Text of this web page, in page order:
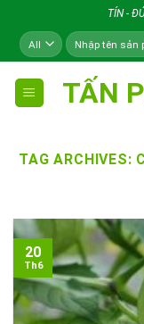
content
TÍN -
Tìm
kiếm:
TẤN
TAG ARCHIVES:
20
Th6